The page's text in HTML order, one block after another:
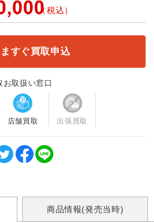
（税込）
すぐ買取申込
お取扱い窓口
店舗買取 出張買取
商品情報(発売当時)